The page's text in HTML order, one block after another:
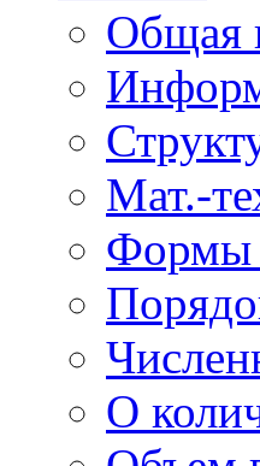
Общая
Мат.-
Формы
О